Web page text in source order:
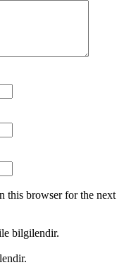
this browser for the next
bilgilendir.